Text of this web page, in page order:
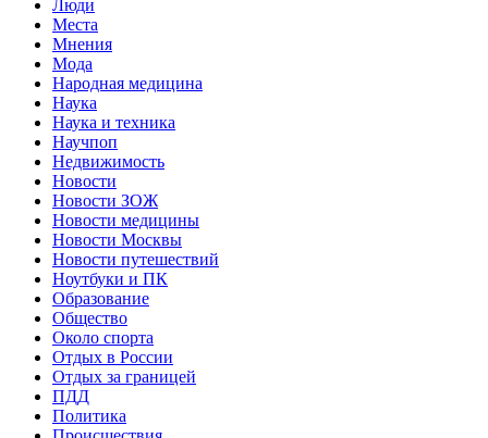
Люди
Места
Мнения
Мода
Народная медицина
Наука
Наука и техника
Научпоп
Недвижимость
Новости
Новости ЗОЖ
Новости медицины
Новости Москвы
Новости путешествий
Ноутбуки и ПК
Образование
Общество
Около спорта
Отдых в России
Отдых за границей
ПДД
Политика